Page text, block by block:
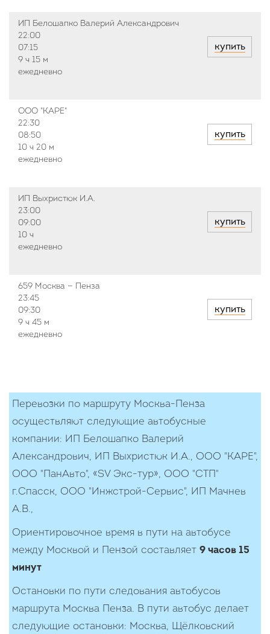
ИП Белошапко Валерий Александрович
22:00
07:15
9 ч 15 м
ежедневно
купить
ООО "КАРЕ"
22:30
08:50
10 ч 20 м
ежедневно
купить
ИП Выхристюк И.А.
23:00
09:00
10 ч
ежедневно
купить
659 Москва — Пенза
23:45
09:30
9 ч 45 м
ежедневно
купить
Перевозки по маршруту Москва-Пенза
осуществляют следующие автобусные
компании: ИП Белошапко Валерий
Александрович, ИП Выхристюк И.А., ООО "КАРЕ",
ООО "ПанАвто", «SV Экс-тур», ООО "СТП"
г.Спасск, ООО "Инжстрой-Сервис", ИП Мачнев
А.В.,
Ориентировочное время в пути на автобусе
между Москвой и Пензой составляет 9 часов 15
минут
Остановки по пути следования автобусов
маршрута Москва Пенза. В пути автобус делает
следующие остановки: Москва, Щёлковский